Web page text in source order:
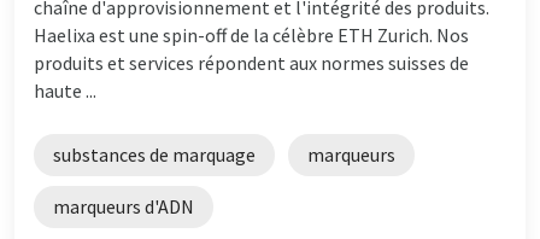
chaîne d'approvisionnement et l'intégrité des produits.
Haelixa est une spin-off de la célèbre ETH Zurich. Nos
produits et services répondent aux normes suisses de
haute ...
substances de marquage marqueurs
marqueurs d'ADN